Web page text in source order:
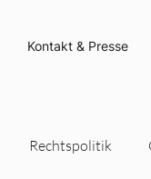
Kontakt & Presse
Rechtspolitik